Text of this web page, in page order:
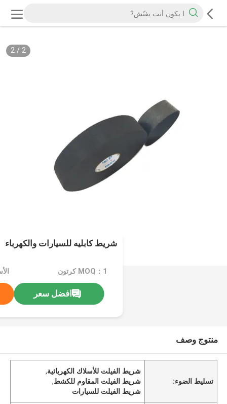
2
/
2
شريط كابليه للسيارات والكهرباء
MOQ：1 كرتون
افضل سعر
منتوج وصف
تسليط الضوء:
شريط الفيلت للأسلاك الكهربائية,
شريط الفيلت المقاوم للكشط,
شريط الفيلت للسيارات